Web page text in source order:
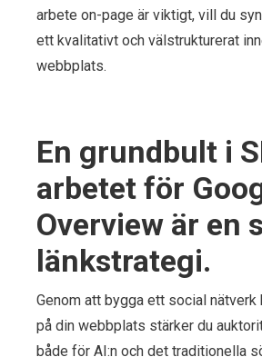
arbete on-page är viktigt, vill du
ett kvalitativt och välstrukturerat
webbplats.
En grundbult i
arbetet för
Overview är en
länkstrategi.
Genom att bygga ett social nätverk
på din webbplats stärker du
både för AI:n och det traditionella